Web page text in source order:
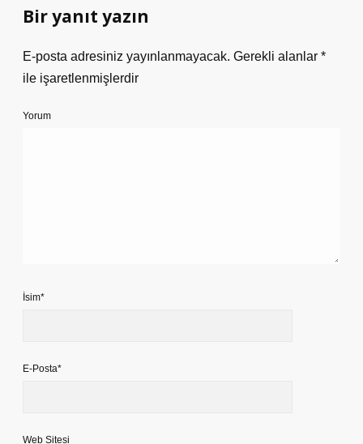
Bir yanıt yazın
E-posta adresiniz yayınlanmayacak. Gerekli alanlar *
ile işaretlenmişlerdir
Yorum
İsim*
E-Posta*
Web Sitesi